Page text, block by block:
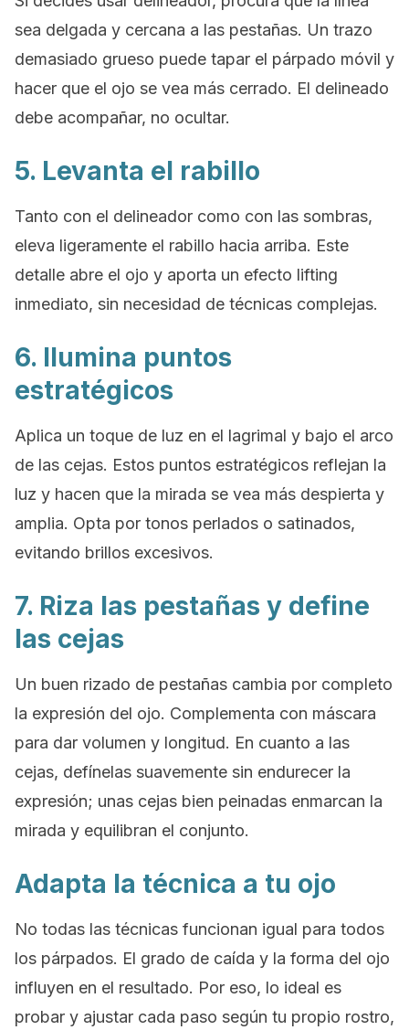
sea delgada y cercana a las pestañas. Un trazo
demasiado grueso puede tapar el párpado móvil y
hacer que el ojo se vea más cerrado. El delineado
debe acompañar, no ocultar.
5. Levanta el rabillo
Tanto con el delineador como con las sombras,
eleva ligeramente el rabillo hacia arriba. Este
detalle abre el ojo y aporta un efecto lifting
inmediato, sin necesidad de técnicas complejas.
6. Ilumina puntos
estratégicos
Aplica un toque de luz en el lagrimal y bajo el arco
de las cejas. Estos puntos estratégicos reflejan la
luz y hacen que la mirada se vea más despierta y
amplia. Opta por tonos perlados o satinados,
evitando brillos excesivos.
7. Riza las pestañas y define
las cejas
Un buen rizado de pestañas cambia por completo
la expresión del ojo. Complementa con máscara
para dar volumen y longitud. En cuanto a las
cejas, defínelas suavemente sin endurecer la
expresión; unas cejas bien peinadas enmarcan la
mirada y equilibran el conjunto.
Adapta la técnica a tu ojo
No todas las técnicas funcionan igual para todos
los párpados. El grado de caída y la forma del ojo
influyen en el resultado. Por eso, lo ideal es
probar y ajustar cada paso según tu propio rostro,